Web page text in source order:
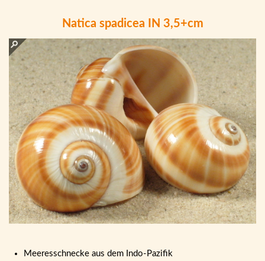
Natica spadicea IN 3,5+cm
Meeresschnecke aus dem Indo-Pazifik